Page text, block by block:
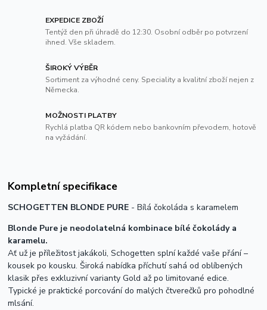
EXPEDICE ZBOŽÍ
Tentýž den při úhradě do 12:30. Osobní odběr po potvrzení
ihned. Vše skladem.
ŠIROKÝ VÝBĚR
Sortiment za výhodné ceny. Speciality a kvalitní zboží nejen z
Německa.
MOŽNOSTI PLATBY
Rychlá platba QR kódem nebo bankovním převodem, hotově
na vyžádání.
Kompletní specifikace
SCHOGETTEN BLONDE PURE - Bílá čokoláda s karamelem
Blonde Pure je neodolatelná kombinace bílé čokolády a
karamelu.
Ať už je příležitost jakákoli, Schogetten splní každé vaše přání –
kousek po kousku. Široká nabídka příchutí sahá od oblíbených
klasik přes exkluzivní varianty Gold až po limitované edice.
Typické je praktické porcování do malých čtverečků pro pohodlné
mlsání.